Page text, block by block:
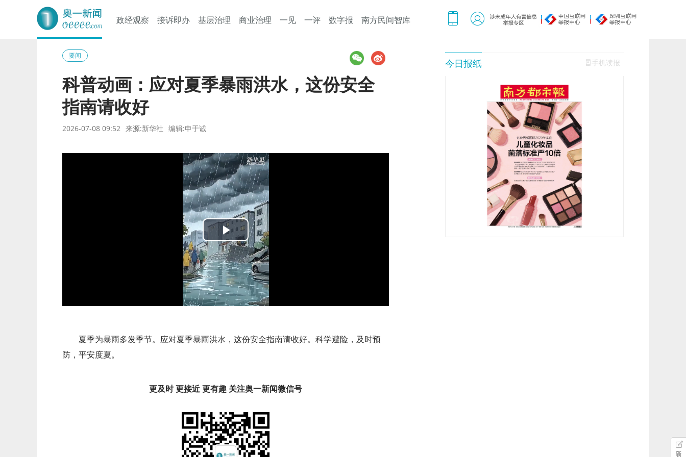
奥一网
政经观察 接诉即办 基层治理 商业治理 一见 一评 数字报 南方民间智库
要闻
科普动画：应对夏季暴雨洪水，这份安全
指南请收好
2026-07-08 09:52 来源:新华社 编辑:申于诚
Play
Video
夏季为暴雨多发季节。应对夏季暴雨洪水，这份安全指南请收好。科学避险，及时预
防，平安度夏。
更及时 更接近 更有趣 关注奥一新闻微信号
今日报纸 手机读报